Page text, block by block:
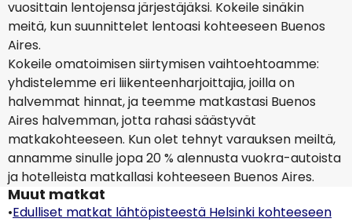
vuosittain lentojensa järjestäjäksi. Kokeile sinäkin
meitä, kun suunnittelet lentoasi kohteeseen Buenos
Aires.
Kokeile omatoimisen siirtymisen vaihtoehtoamme:
yhdistelemme eri liikenteenharjoittajia, joilla on
halvemmat hinnat, ja teemme matkastasi Buenos
Aires halvemman, jotta rahasi säästyvät
matkakohteeseen. Kun olet tehnyt varauksen meiltä,
annamme sinulle jopa 20 % alennusta vuokra-autoista
ja hotelleista matkallasi kohteeseen Buenos Aires.
Muut matkat
•Edulliset matkat lähtöpisteestä Helsinki kohteeseen